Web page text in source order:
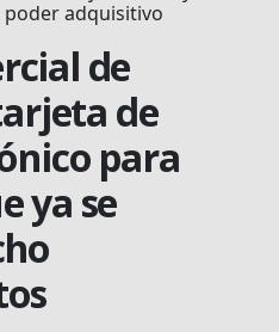
adquisitivo
de
de
para
ya se